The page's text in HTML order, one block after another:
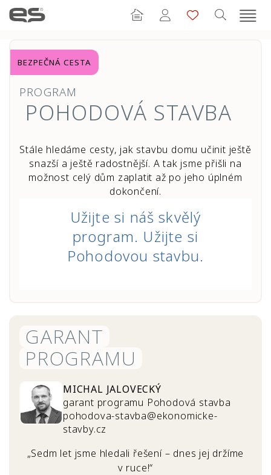
BEZPEČNÁ CESTA
PROGRAM
POHODOVÁ STAVBA
Stále hledáme cesty, jak stavbu domu učinit ještě
snazší a ještě radostnější. A tak jsme přišli na
možnost celý dům zaplatit až po jeho úplném
dokončení.
Užijte si náš skvělý
program. Užijte si
Pohodovou stavbu.
GARANT
PROGRAMU
MICHAL JALOVECKÝ
garant programu Pohodová stavba
pohodova-stavba@ekonomicke-
stavby.cz
„Sedm let jsme hledali řešení – dnes jej držíme
v ruce!“